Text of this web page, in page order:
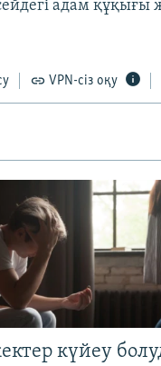
адам
VPN-сіз оқу
күйеу